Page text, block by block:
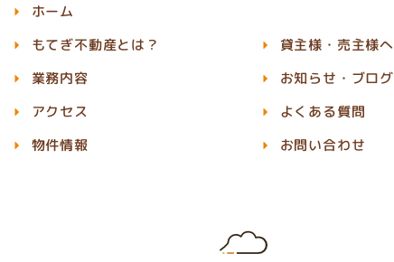
ホーム
もてぎ不動産とは？
業務内容
アクセス
物件情報
貸主様・売主様へ
お知らせ・ブログ
よくある質問
お問い合わせ